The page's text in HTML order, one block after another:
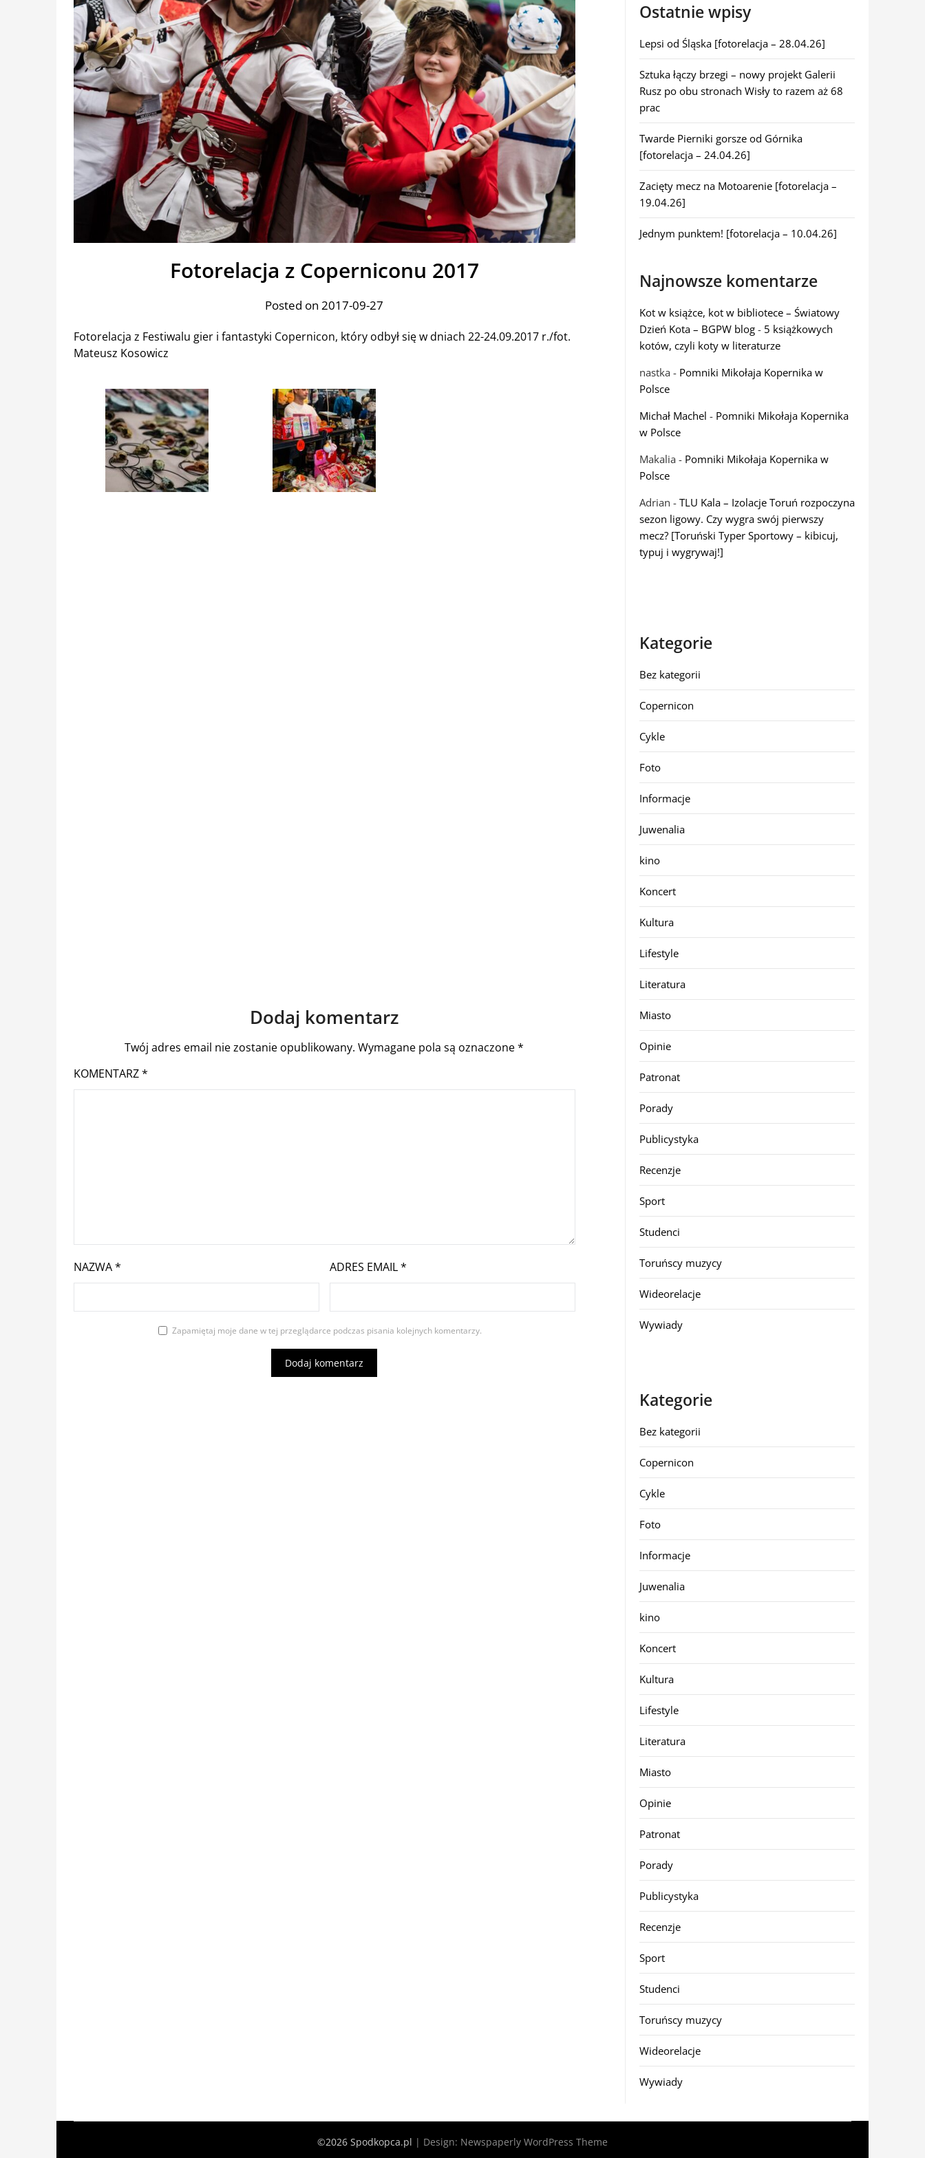
Fotorelacja z Coperniconu 2017
Posted on 2017-09-27
Fotorelacja z Festiwalu gier i fantastyki Copernicon, który odbył się w dniach 22-24.09.2017 r./fot.
Mateusz Kosowicz
Dodaj komentarz
Twój adres email nie zostanie opublikowany. Wymagane pola są oznaczone*
KOMENTARZ*
NAZWA* ADRES EMAIL*
Zapamiętaj moje dane w tej przeglądarce podczas pisania kolejnych komentarzy.
Ostatnie wpisy
Lepsi od Śląska [fotorelacja – 28.04.26]
Sztuka łączy brzegi – nowy projekt Galerii
Rusz po obu stronach Wisły to razem aż 68
prac
Twarde Pierniki gorsze od Górnika
[fotorelacja – 24.04.26]
Zacięty mecz na Motoarenie [fotorelacja –
19.04.26]
Jednym punktem! [fotorelacja – 10.04.26]
Najnowsze komentarze
Kot w książce, kot w bibliotece – Światowy
Dzień Kota – BGPW blog- 5 książkowych
kotów, czyli koty w literaturze
nastka - Pomniki Mikołaja Kopernika w
Polsce
Michał Machel - Pomniki Mikołaja Kopernika
w Polsce
Makalia - Pomniki Mikołaja Kopernika w
Polsce
Adrian - TLU Kala – Izolacje Toruń rozpoczyna
sezon ligowy. Czy wygra swój pierwszy
mecz? [Toruński Typer Sportowy – kibicuj,
typuj i wygrywaj!]
Kategorie
Bez kategorii
Copernicon
Cykle
Foto
Informacje
Juwenalia
kino
Koncert
Kultura
Lifestyle
Literatura
Miasto
Opinie
Patronat
Porady
Publicystyka
Recenzje
Sport
Studenci
Toruńscy muzycy
Wideorelacje
Wywiady
Kategorie
Bez kategorii
Copernicon
Cykle
Foto
Informacje
Juwenalia
kino
Koncert
Kultura
Lifestyle
Literatura
Miasto
Opinie
Patronat
Porady
Publicystyka
Recenzje
Sport
Studenci
Toruńscy muzycy
Wideorelacje
Wywiady
©2026 Spodkopca.pl | Design: Newspaperly WordPress Theme